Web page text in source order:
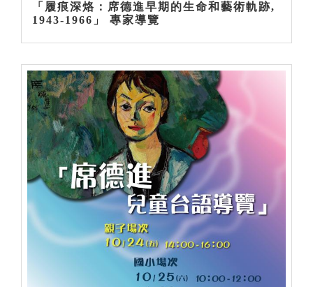
「履痕深烙：席德進早期的生命和藝術軌跡,
1943-1966」 專家導覽